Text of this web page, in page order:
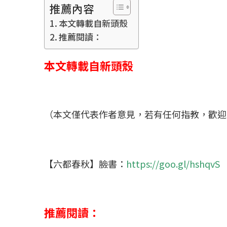
推薦內容
本文轉載自新頭殼
推薦閱讀：
本文轉載自新頭殼
（本文僅代表作者意見，若有任何指教，歡迎
【六都春秋】臉書： https://goo.gl/hshqvS
推薦閱讀：